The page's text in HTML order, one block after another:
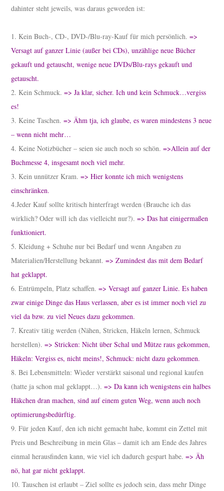
dahinter steht jeweils, was daraus geworden ist:
1. Kein Buch-, CD-, DVD-/Blu-ray-Kauf für mich persönlich.=>
Versagt auf ganzer Linie (außer bei CDs), unzählige neue Bücher
gekauft und getauscht, wenige neue DVDs/Blu-rays gekauft und
getauscht.
2. Kein Schmuck.=> Ja klar, sicher. Ich und kein Schmuck…vergiss
es!
3. Keine Taschen.=> Ähm tja, ich glaube, es waren mindestens 3 neue
– wenn nicht mehr…
4. Keine Notizbücher – seien sie auch noch so schön.=>Allein auf der
Buchmesse 4, insgesamt noch viel mehr.
3. Kein unnützer Kram. => Hier konnte ich mich wenigstens
einschränken.
4.Jeder Kauf sollte kritisch hinterfragt werden (Brauche ich das
wirklich? Oder will ich das vielleicht nur?).=> Das hat einigermaßen
funktioniert.
5. Kleidung + Schuhe nur bei Bedarf und wenn Angaben zu
Materialien/Herstellung bekannt.=> Zumindest das mit dem Bedarf
hat geklappt.
6. Entrümpeln, Platz schaffen. => Versagt auf ganzer Linie. Es haben
zwar einige Dinge das Haus verlassen, aber es ist immer noch viel zu
viel da bzw. zu viel Neues dazu gekommen.
7. Kreativ tätig werden (Nähen, Stricken, Häkeln lernen, Schmuck
herstellen).=> Stricken: Nicht über Schal und Mütze raus gekommen,
Häkeln: Vergiss es, nicht meins!, Schmuck: nicht dazu gekommen.
8. Bei Lebensmitteln: Wieder verstärkt saisonal und regional kaufen
(hatte ja schon mal geklappt…).=> Da kann ich wenigstens ein halbes
Häkchen dran machen, sind auf einem guten Weg, wenn auch noch
optimierungsbedürftig.
9. Für jeden Kauf, den ich nicht gemacht habe, kommt ein Zettel mit
Preis und Beschreibung in mein Glas – damit ich am Ende des Jahres
einmal herausfinden kann, wie viel ich dadurch gespart habe.=> Äh
nö, hat gar nicht geklappt.
10. Tauschen ist erlaubt – Ziel sollte es jedoch sein, dass mehr Dinge